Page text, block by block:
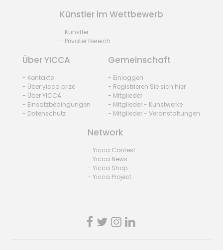
Künstler im Wettbewerb
- Künstler
- Privater Bereich
Über YICCA
- Kontakte
- Über yicca prize
- Über YICCA
- Einsatzbedingungen
- Datenschutz
Gemeinschaft
- Einloggen
- Registrieren Sie sich hier
- Mitglieder
- Mitglieder - Kunstwerke
- Mitglieder - Veranstaltungen
Network
- Yicca Contest
- Yicca News
- Yicca Shop
- Yicca Project